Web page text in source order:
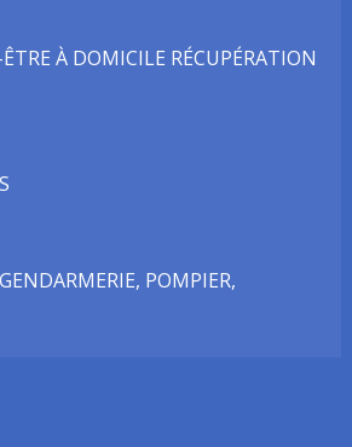
À DOMICILE RÉCUPÉRATION
POMPIER,